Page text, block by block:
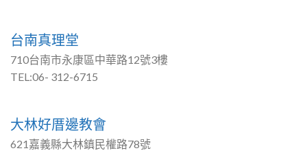
台南真理堂
710台南市永康區中華路12號3樓
TEL:06- 312-6715
大林好厝邊教會
621嘉義縣大林鎮民權路78號